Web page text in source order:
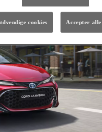
cookies Accepter